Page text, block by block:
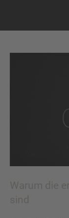
Warum die
sind